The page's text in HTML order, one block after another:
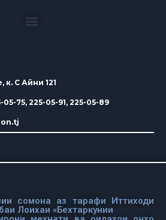
к. С Айни 121
75, 225-05-91, 225-05-89
сомона аз тарафи Иттиходи
Лоихаи «Бехтаркунии